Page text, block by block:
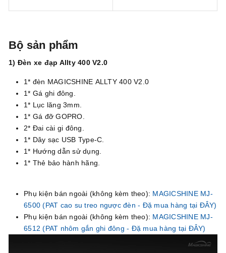
Bộ sản phẩm
1) Đèn xe đạp Allty 400 V2.0
1* đèn MAGICSHINE ALLTY 400 V2.0
1* Gá ghi đông.
1* Lục lăng 3mm.
1* Gá đỡ GOPRO.
2* Đai cài gi đông.
1* Dây sạc USB Type-C.
1* Hướng dẫn sử dụng.
1* Thẻ bảo hành hãng.
Phụ kiện bán ngoài (không kèm theo): MAGICSHINE MJ-
6500 (PAT cao su treo ngược đèn - Đặ mua hàng tại ĐÂY)
Phụ kiện bán ngoài (không kèm theo): MAGICSHINE MJ-
6512 (PAT nhôm gắn ghi đông - Đặ mua hàng tại ĐÂY)